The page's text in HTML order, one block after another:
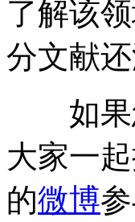
了解该
分文献
如果
大家一
的微博